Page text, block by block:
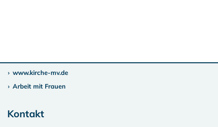
www.kirche-mv.de
Arbeit mit Frauen
Kontakt